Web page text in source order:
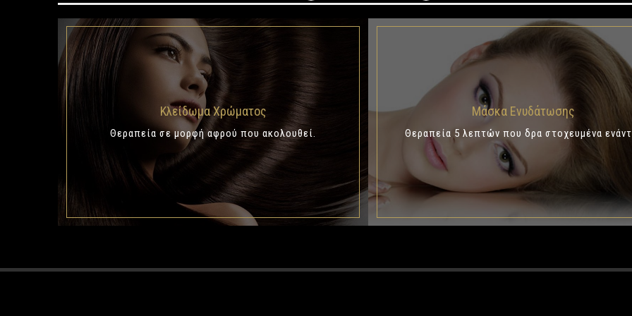
Κλείδωμα Χρώματος
Θεραπεία σε μορφή αφρού που ακολουθεί.
Μάσκα Ενυδάτωσης
Θεραπεία 5 λεπτών που δρα στοχευμένα